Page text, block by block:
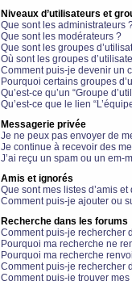
Niveaux d’utilisateurs et
Que sont les administrateurs
Que sont les modérateurs ?
Que sont les groupes
Où sont les groupes
Comment puis-je devenir un
Pourquoi certains groupes
Qu’est-ce qu’un “Groupe
Qu’est-ce que le lien
Messagerie privée
Je ne peux pas envoyer de
Je continue à recevoir des
J’ai reçu un spam ou un em-
Amis et ignorés
Que sont mes listes d’amis et
Comment puis-je ajouter ou
Recherche dans les forums
Comment puis-je rechercher
Pourquoi ma recherche ne
Pourquoi ma recherche
Comment puis-je rechercher
Comment puis-je trouver